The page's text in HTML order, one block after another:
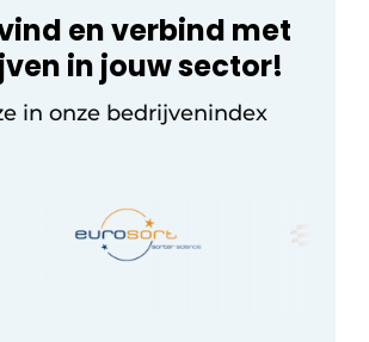
en verbind met
in jouw sector!
in onze bedrijvenindex